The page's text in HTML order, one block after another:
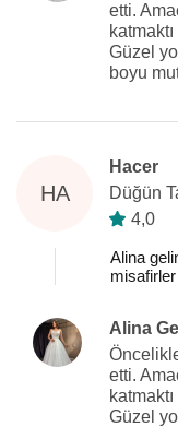
etti.
Güzel
boyu
HA
Hacer
Düğün
4,0
Alina
misafirler
Alina
etti.
Güzel